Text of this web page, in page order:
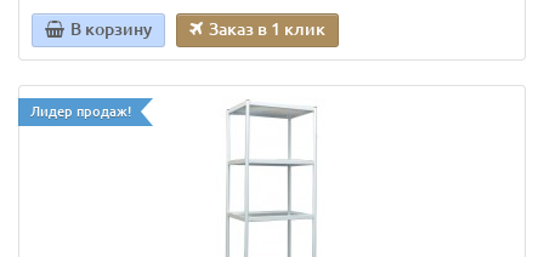
В корзину Заказ в 1 клик
Лидер продаж!